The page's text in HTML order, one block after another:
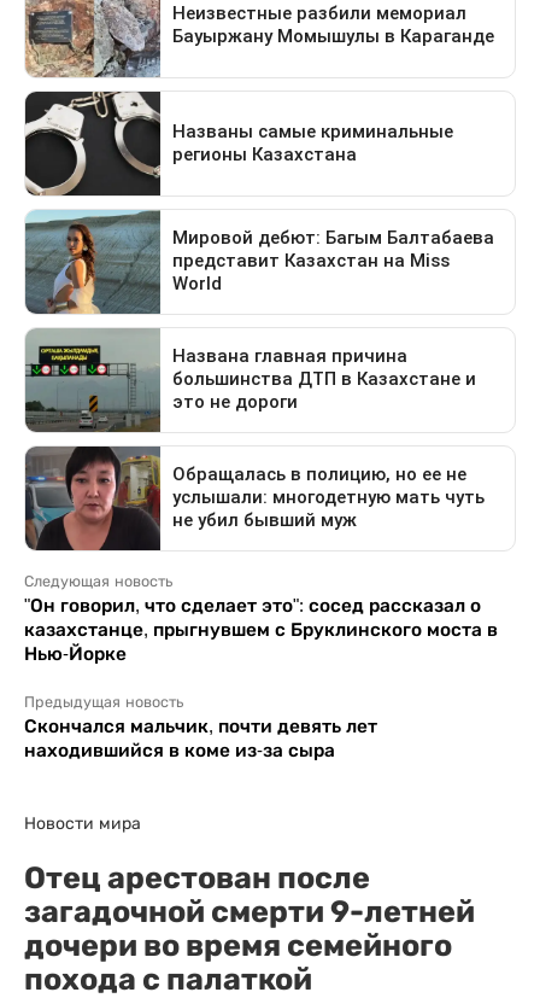
Следующая новость
"Он говорил, что сделает это": сосед рассказал о
казахстанце, прыгнувшем с Бруклинского моста в
Нью-Йорке
Предыдущая новость
Скончался мальчик, почти девять лет
находившийся в коме из-за сыра
Новости мира
Отец арестован после
загадочной смерти 9-летней
дочери во время семейного
похода с палаткой